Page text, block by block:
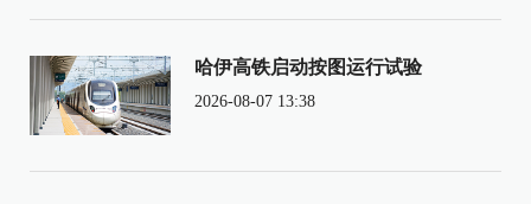
哈伊高铁启动按图运行试验
2026-08-07 13:38